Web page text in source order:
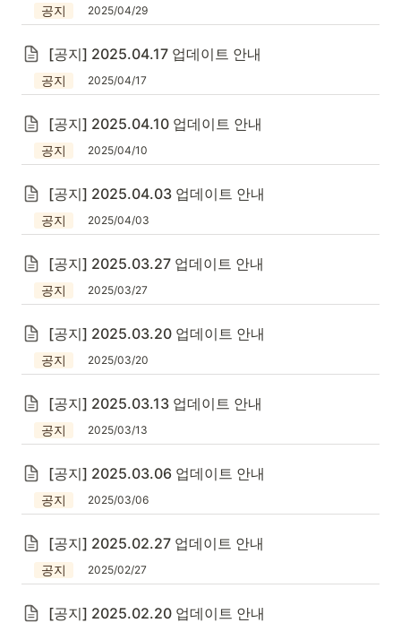
공지 2025/04/29
[공지] 2025.04.17 업데이트 안내
공지 2025/04/17
[공지] 2025.04.10 업데이트 안내
공지 2025/04/10
[공지] 2025.04.03 업데이트 안내
공지 2025/04/03
[공지] 2025.03.27 업데이트 안내
공지 2025/03/27
[공지] 2025.03.20 업데이트 안내
공지 2025/03/20
[공지] 2025.03.13 업데이트 안내
공지 2025/03/13
[공지] 2025.03.06 업데이트 안내
공지 2025/03/06
[공지] 2025.02.27 업데이트 안내
공지 2025/02/27
[공지] 2025.02.20 업데이트 안내